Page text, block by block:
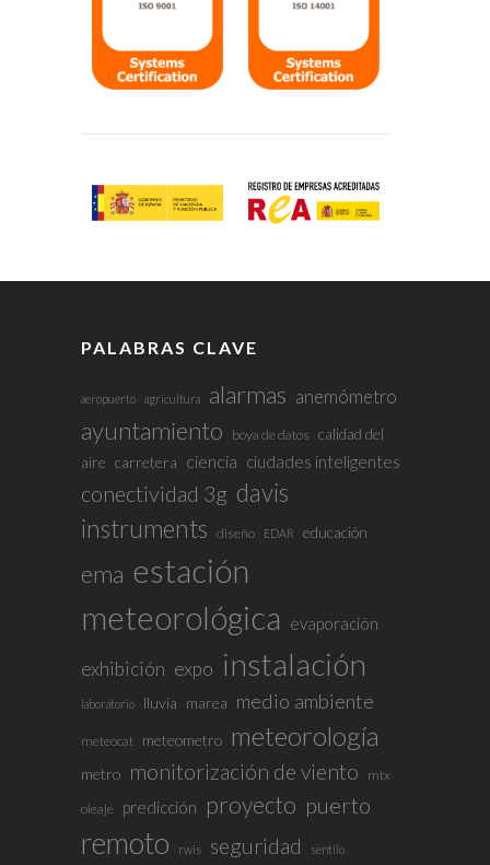
PALABRAS CLAVE
aeropuerto agricultura alarmas anemómetro
ayuntamiento boya de datos calidad del
aire carretera ciencia ciudades inteligentes
conectividad 3g davis
instruments diseño EDAR educación
ema estación
meteorológica
evaporación
exhibición expo instalación
laboratorio lluvia marea medio ambiente
meteocat meteometro meteorología
metro monitorización de viento mtx
oleaje predicción proyecto puerto
remoto rwis seguridad sentilo